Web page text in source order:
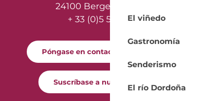
El viñedo
Gastronomía
Senderismo
El río Dordoña
24100 Bergerac - France
+ 33 (0)5 53 57 03 11
Póngase en contacto con nosotros
Suscríbase a nuestro boletín